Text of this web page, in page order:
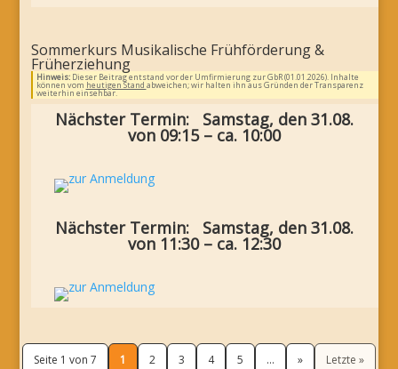
Sommerkurs Musikalische Frühförderung &
Früherziehung
Hinweis:Dieser Beitrag entstand vor der Umfirmierung zur GbR (01.01.2026). Inhalte
können vom heutigen Stand abweichen; wir halten ihn aus Gründen der Transparenz
weiterhin einsehbar.
Nächster Termin: Samstag, den 31.08.
von 09:15 – ca. 10:00
Nächster Termin: Samstag, den 31.08.
von 11:30 – ca. 12:30
Seite 1 von 7 1 2 3 4 5 ... » Letzte »